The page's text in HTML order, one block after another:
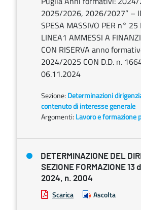
2025/2026, 2026/2027” –
SPESA MASSIVO PER n° 25
LINEA1 AMMESSI A
CON RISERVA anno
2024/2025 CON D.D. n.
06.11.2024
Sezione: Determinazioni
contenuto di interesse generale
Argomenti: Lavoro e formazione
DETERMINAZIONE DEL
SEZIONE FORMAZIONE 13
2024, n. 2004
Scarica Ascolta